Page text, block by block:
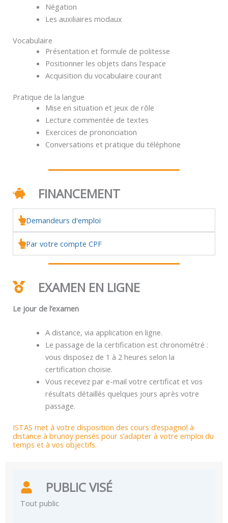
Négation
Les auxiliaires modaux
Vocabulaire
Présentation et formule de politesse
Positionner les objets dans l’espace
Acquisition du vocabulaire courant
Pratique de la langue
Mise en situation et jeux de rôle
Lecture commentée de textes
Exercices de prononciation
Conversations et pratique du téléphone
FINANCEMENT
Demandeurs d'emploi
Par votre compte CPF
EXAMEN EN LIGNE
Le jour de l’examen
A distance, via application en ligne.
Le passage de la certification est chronométré :
vous disposez de 1 à 2 heures selon la
certification choisie.
Vous recevez par e-mail votre certificat et vos
résultats détaillés quelques jours après votre
passage.
ISTAS met à votre disposition des cours d’espagnol à
distance à brunoy pensés pour s’adapter à votre emploi du
temps et à vos objectifs.
PUBLIC VISÉ
Tout public